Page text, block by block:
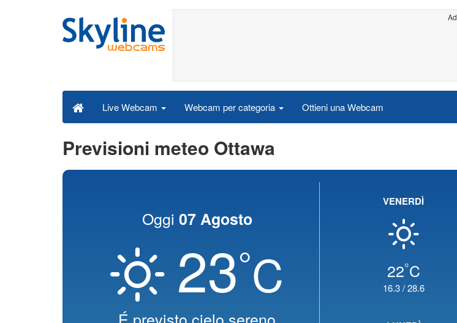
Live Webcam Webcam per categoria Ottieni una Webcam
Previsioni meteo Ottawa
Oggi 07 Agosto
23°C
VENERDÌ
22°C
16.3/28.6